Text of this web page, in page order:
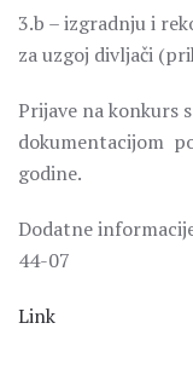
3.b – izgradnju i
za uzgoj divljači
Prijave na konkurs
dokumentacijom
godine.
Dodatne
44-07
Link